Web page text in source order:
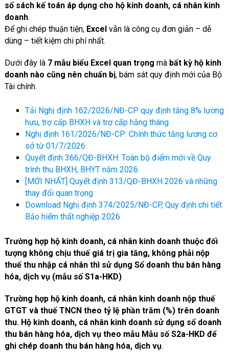
sổ sách kế toán áp dụng cho hộ kinh doanh, cá nhân kinh
doanh.
Để ghi chép thuận tiện, Excelvẫn là công cụ đơn giản – dễ
dùng – tiết kiệm chi phí nhất.
Dưới đây là 7 mẫu biểu Excel quan trọng mà bất kỳ hộ kinh
doanh nào cũng nên chuẩn bị, bám sát quy định mới của Bộ
Tài chính.
Tải Nghị định 162/2026/NĐ-CP quy định tăng 8% lương
hưu, trợ cấp BHXH và trợ cấp hằng tháng
Nghị định 161/2026/NĐ-CP: Chính thức tăng lương cơ
sở từ 01/7/2026
Quyết định 366/QĐ-BHXH: Toàn bộ điểm mới về Quy
trình thu BHXH, BHYT năm 2026
[MỚI NHẤT] Quyết định 313/QĐ-BHXH 2026 và những
thay đổi quan trọng
Download Nghị định 374/2025/NĐ-CP, Quy định chi tiết
Bảo hiểm thất nghiệp 2026
Trường hợp hộ kinh doanh, cá nhân kinh doanh thuộc đối
tượng không chịu thuế giá trị gia tăng, không phải nộp
thuế thu nhập cá nhân thì sử dụng Sổ doanh thu bán hàng
hóa, dịch vụ (mẫu số S1a-HKD)
Trường hợp hộ kinh doanh, cá nhân kinh doanh nộp thuế
GTGT và thuế TNCN theo tỷ lệ phần trăm (%) trên doanh
thu. Hộ kinh doanh, cá nhân kinh doanh sử dụng sổ doanh
thu bán hàng hóa, dịch vụ theo mẫu Mẫu số S2a-HKD để
ghi chép doanh thu bán hàng hóa, dịch vụ.